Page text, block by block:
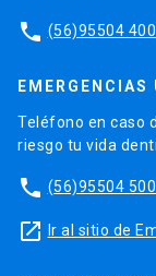
phone (56)95504
EMERGENCIAS
Teléfono en caso
riesgo tu vida
phone (56)95504
launch Ir al sitio de